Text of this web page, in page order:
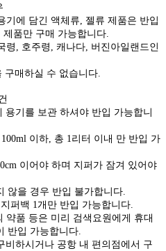
담긴 액체류, 젤류 제품은 반입
품만 구매 가능합니다.
, 호주령, 캐나다, 버진아일랜드인
매하실 수 없습니다.
용기를 보관 하셔야 반입 가능합니
이하, 총 1리터 이내 만 반입 가
이어야 하며 지퍼가 잠겨 있어야
않을 경우 반입 불가합니다.
퍼백 1개만 반입 가능합니다.
약품 등은 미리 검색요원에게 휴대
반입 가능합니다.
하시거나 공항 내 편의점에서 구